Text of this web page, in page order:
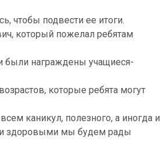
чтобы подвести ее итоги.
который пожелал ребятам
были награждены учащиеся-
которые ребята могут
каникул, полезного, а иногда и
и здоровыми мы будем рады